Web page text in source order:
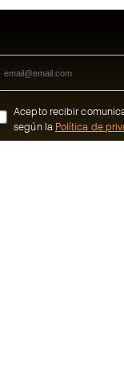
Acepto recibir
según la Política de